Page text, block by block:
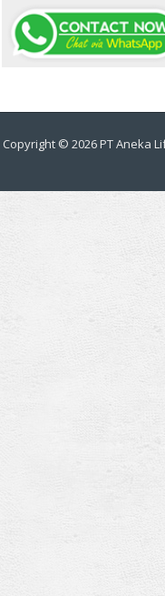
Copyright © 2026PT Aneka